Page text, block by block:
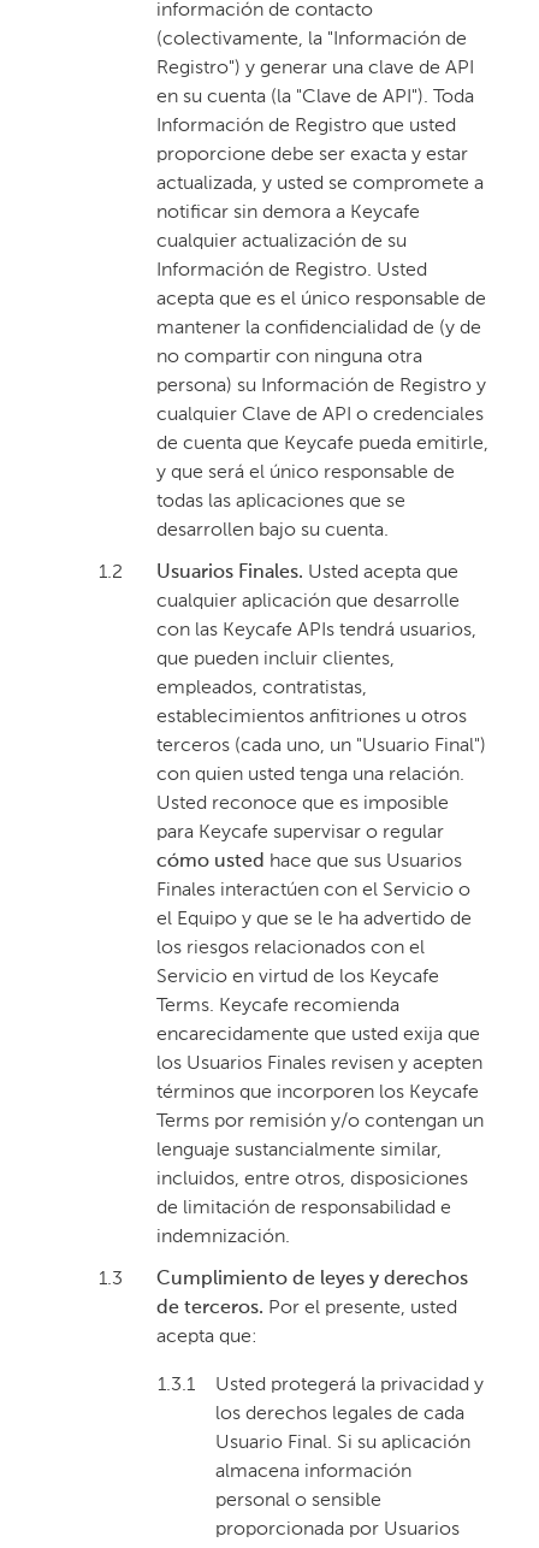
información de contacto
(colectivamente, la "Información de
Registro") y generar una clave de API
en su cuenta (la "Clave de API"). Toda
Información de Registro que usted
proporcione debe ser exacta y estar
actualizada, y usted se compromete a
notificar sin demora a Keycafe
cualquier actualización de su
Información de Registro. Usted
acepta que es el único responsable de
mantener la confidencialidad de (y de
no compartir con ninguna otra
persona) su Información de Registro y
cualquier Clave de API o credenciales
de cuenta que Keycafe pueda emitirle,
y que será el único responsable de
todas las aplicaciones que se
desarrollen bajo su cuenta.
1.2 Usuarios Finales. Usted acepta que
cualquier aplicación que desarrolle
con las Keycafe APIs tendrá usuarios,
que pueden incluir clientes,
empleados, contratistas,
establecimientos anfitriones u otros
terceros (cada uno, un "Usuario Final")
con quien usted tenga una relación.
Usted reconoce que es imposible
para Keycafe supervisar o regular
cómo usted hace que sus Usuarios
Finales interactúen con el Servicio o
el Equipo y que se le ha advertido de
los riesgos relacionados con el
Servicio en virtud de los Keycafe
Terms. Keycafe recomienda
encarecidamente que usted exija que
los Usuarios Finales revisen y acepten
términos que incorporen los Keycafe
Terms por remisión y/o contengan un
lenguaje sustancialmente similar,
incluidos, entre otros, disposiciones
de limitación de responsabilidad e
indemnización.
1.3
Cumplimiento de leyes y derechos
de terceros. Por el presente, usted
acepta que:
1.3.1
Usted protegerá la privacidad y
los derechos legales de cada
Usuario Final. Si su aplicación
almacena información
personal o sensible
proporcionada por Usuarios